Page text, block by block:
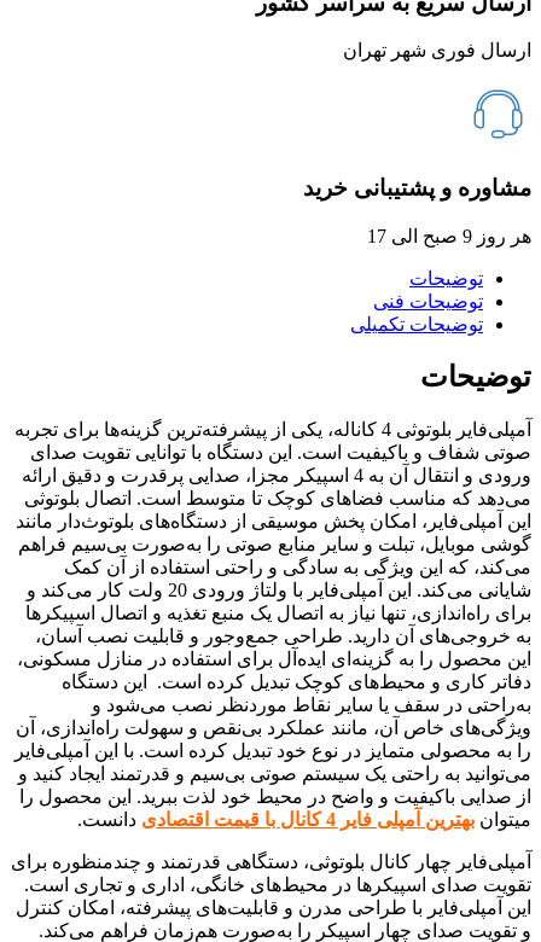
ارسال فوری شهر تهران
مشاوره و پشتیبانی خرید
هر روز 9 صبح الی 17
توضیحات
توضیحات فنی
توضیحات تکمیلی
توضیحات
آمپلی‌فایر بلوتوثی 4 کاناله، یکی از پیشرفته‌ترین گزینه‌ها برای تجربه
صوتی شفاف و باکیفیت است. این دستگاه با توانایی تقویت صدای
ورودی و انتقال آن به 4 اسپیکر مجزا، صدایی پرقدرت و دقیق ارائه
می‌دهد که مناسب فضاهای کوچک تا متوسط است. اتصال بلوتوثی
این آمپلی‌فایر، امکان پخش موسیقی از دستگاه‌های بلوتوث‌دار مانند
گوشی موبایل، تبلت و سایر منابع صوتی را به‌صورت بی‌سیم فراهم
می‌کند، که این ویژگی به سادگی و راحتی استفاده از آن کمک
شایانی می‌کند. این آمپلی‌فایر با ولتاژ ورودی 20 ولت کار می‌کند و
برای راه‌اندازی، تنها نیاز به اتصال یک منبع تغذیه و اتصال اسپیکرها
به خروجی‌های آن دارید. طراحی جمع‌وجور و قابلیت نصب آسان،
این محصول را به گزینه‌ای ایده‌آل برای استفاده در منازل مسکونی،
دفاتر کاری و محیط‌های کوچک تبدیل کرده است. این دستگاه
به‌راحتی در سقف یا سایر نقاط موردنظر نصب می‌شود و
ویژگی‌های خاص آن، مانند عملکرد بی‌نقص و سهولت راه‌اندازی، آن
را به محصولی متمایز در نوع خود تبدیل کرده است. با این آمپلی‌فایر
می‌توانید به راحتی یک سیستم صوتی بی‌سیم و قدرتمند ایجاد کنید و
از صدایی باکیفیت و واضح در محیط خود لذت ببرید. این محصول را
میتوان بهترین آمپلی فایر 4 کانال با قیمت اقتصادی دانست.
آمپلی‌فایر چهار کانال بلوتوثی، دستگاهی قدرتمند و چندمنظوره برای
تقویت صدای اسپیکرها در محیط‌های خانگی، اداری و تجاری است.
این آمپلی‌فایر با طراحی مدرن و قابلیت‌های پیشرفته، امکان کنترل
و تقویت صدای چهار اسپیکر را به‌صورت هم‌زمان فراهم می‌کند.